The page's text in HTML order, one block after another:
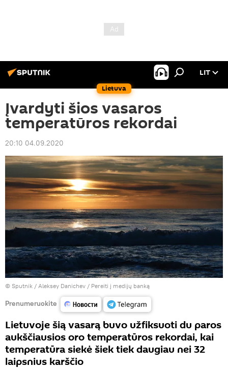
Lietuva
LIT
Įvardyti šios vasaros
temperatūros rekordai
20:10 04.09.2020
© Sputnik / Aleksey Danichev / Pereiti į medijų banką
Prenumeruokite
Lietuvoje šią vasarą buvo užfiksuoti du paros
aukščiausios oro temperatūros rekordai, kai
temperatūra siekė šiek tiek daugiau nei 32
laipsnius karščio